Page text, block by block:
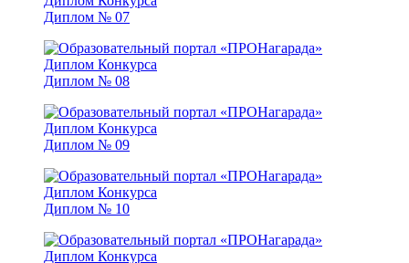
Диплом № 07
Диплом № 08
Диплом № 09
Диплом № 10